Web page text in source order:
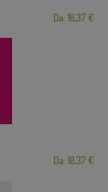
Da: 18,37 €
Da: 18,37 €